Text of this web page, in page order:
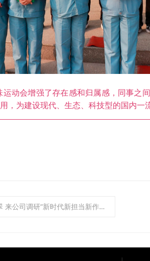
会增强了存在感和归属感，同事之
，为建设现代、生态、科技型的国内一
“新时代新担当新作为＂主题活动开展情况